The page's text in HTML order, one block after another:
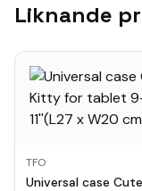
Liknande
TFO
Universal case